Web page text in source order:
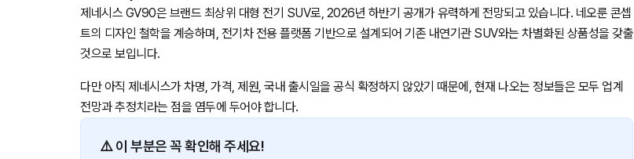
제네시스 GV90은 브랜드 최상위 대형 전기 SUV로, 2026년 하반기 공개가 유력하게 전망되고 있습니다. 네오룬 콘셉
트의 디자인 철학을 계승하며, 전기차 전용 플랫폼 기반으로 설계되어 기존 내연기관 SUV와는 차별화된 상품성을 갖출
것으로 보입니다.
다만 아직 제네시스가 차명, 가격, 제원, 국내 출시일을 공식 확정하지 않았기 때문에, 현재 나오는 정보들은 모두 업계
전망과 추정치라는 점을 염두에 두어야 합니다.
⚠️ 이 부분은 꼭 확인해 주세요!